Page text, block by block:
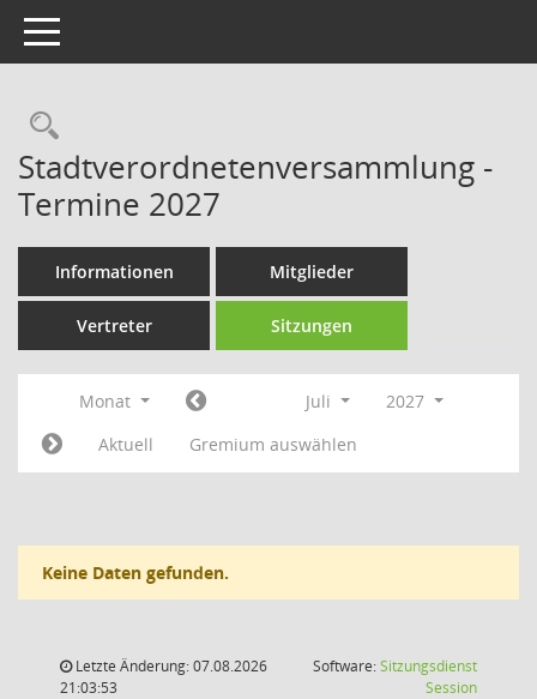
Toggle navigation
Rechercheauswahl
Stadtverordnetenversammlung -
Termine 2027
Informationen Mitglieder
Vertreter Sitzungen
Monat Juli
2027
Aktuell
Gremium auswählen
Keine Daten gefunden.
Letzte Änderung: 07.08.2026
21:03:53
Software:Sitzungsdienst
Session(Wird in